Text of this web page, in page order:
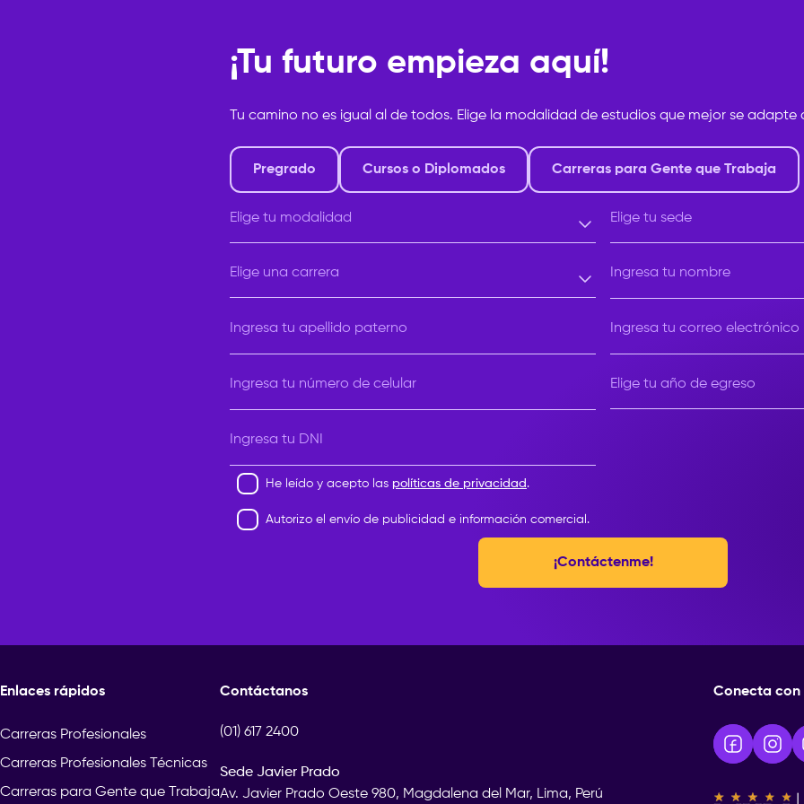
¡Tu futuro empieza aquí!
Tu camino no es igual al de todos. Elige la modalidad de estudios que mejor se adapte
Pregrado Cursos o Diplomados Carreras para Gente que Trabaja
Elige tu modalidad Elige tu sede
Elige una carrera
Ingresa tu nombre
Ingresa tu apellido paterno Ingresa tu correo electrónico
Ingresa tu número de celular Elige tu año de egreso
Ingresa tu DNI
He leído y acepto las políticas de privacidad .
Autorizo el envío de publicidad e información comercial.
¡Contáctenme!
Enlaces rápidos
Carreras Profesionales
Carreras Profesionales Técnicas
Carreras para Gente que Trabaja
Contáctanos
(01) 617 2400
Sede Javier Prado
Av. Javier Prado Oeste 980, Magdalena del Mar, Lima, Perú
Conecta con